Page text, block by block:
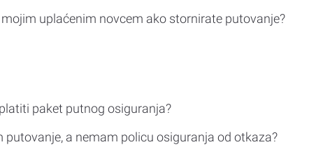
uplaćenim novcem ako stornirate putovanje?
paket putnog osiguranja?
putovanje, a nemam policu osiguranja od otkaza?